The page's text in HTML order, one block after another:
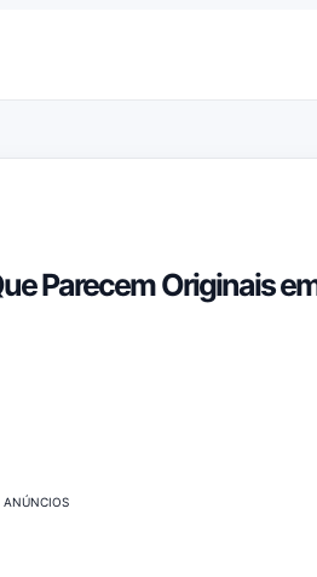
Parecem Originais
ANÚNCIOS